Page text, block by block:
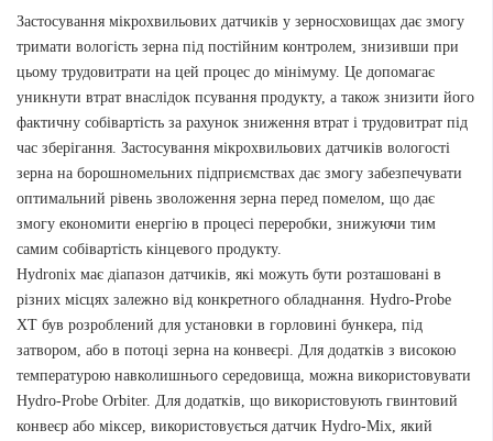
Застосування мікрохвильових датчиків у зерносховищах дає змогу
тримати вологість зерна під постійним контролем, знизивши при
цьому трудовитрати на цей процес до мінімуму. Це допомагає
уникнути втрат внаслідок псування продукту, а також знизити його
фактичну собівартість за рахунок зниження втрат і трудовитрат під
час зберігання. Застосування мікрохвильових датчиків вологості
зерна на борошномельних підприємствах дає змогу забезпечувати
оптимальний рівень зволоження зерна перед помелом, що дає
змогу економити енергію в процесі переробки, знижуючи тим
самим собівартість кінцевого продукту.
Hydronix має діапазон датчиків, які можуть бути розташовані в
різних місцях залежно від конкретного обладнання. Hydro-Probe
XT був розроблений для установки в горловині бункера, під
затвором, або в потоці зерна на конвеєрі. Для додатків з високою
температурою навколишнього середовища, можна використовувати
Hydro-Probe Orbiter. Для додатків, що використовують гвинтовий
конвеєр або міксер, використовується датчик Hydro-Mix, який